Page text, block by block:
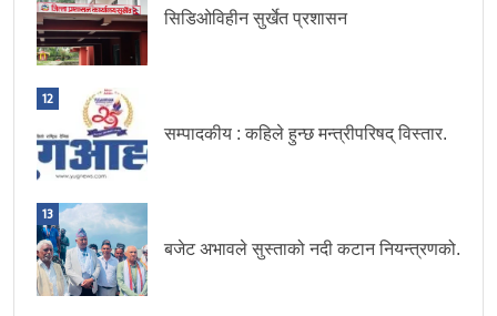
सिडिओविहीन सुर्खेत प्रशासन
12
सम्पादकीय : कहिले हुन्छ मन्त्रीपरिषद् विस्तार.
13
बजेट अभावले सुस्ताको नदी कटान नियन्त्रणको.